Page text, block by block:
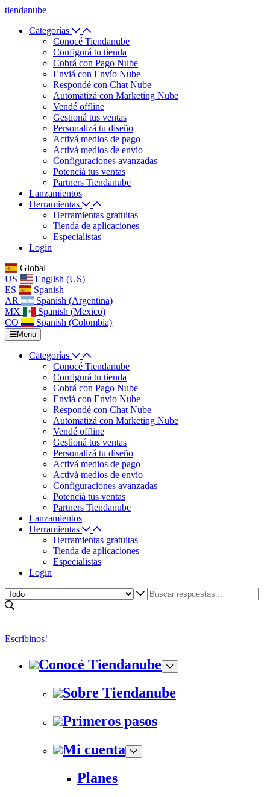
tiendanube
Categorías
Conocé Tiendanube
Configurá tu tienda
Cobrá con Pago Nube
Enviá con Envío Nube
Respondé con Chat Nube
Automatizá con Marketing Nube
Vendé offline
Gestioná tus ventas
Personalizá tu diseño
Activá medios de pago
Activá medios de envío
Configuraciones avanzadas
Potenciá tus ventas
Partners Tiendanube
Lanzamientos
Herramientas
Herramientas gratuitas
Tienda de aplicaciones
Especialistas
Login
Global
US
English (US)
ES
Spanish
AR
Spanish (Argentina)
MX
Spanish (Mexico)
CO
Spanish (Colombia)
Menu
Categorías
Conocé Tiendanube
Configurá tu tienda
Cobrá con Pago Nube
Enviá con Envío Nube
Respondé con Chat Nube
Automatizá con Marketing Nube
Vendé offline
Gestioná tus ventas
Personalizá tu diseño
Activá medios de pago
Activá medios de envío
Configuraciones avanzadas
Potenciá tus ventas
Partners Tiendanube
Lanzamientos
Herramientas
Herramientas gratuitas
Tienda de aplicaciones
Especialistas
Login
Escribinos!
Conocé Tiendanube
Sobre Tiendanube
Primeros pasos
Mi cuenta
Planes